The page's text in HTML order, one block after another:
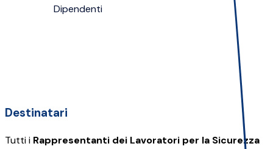
Dipendenti
Destinatari
Tutti i Rappresentanti dei Lavoratori per la Sicurezza